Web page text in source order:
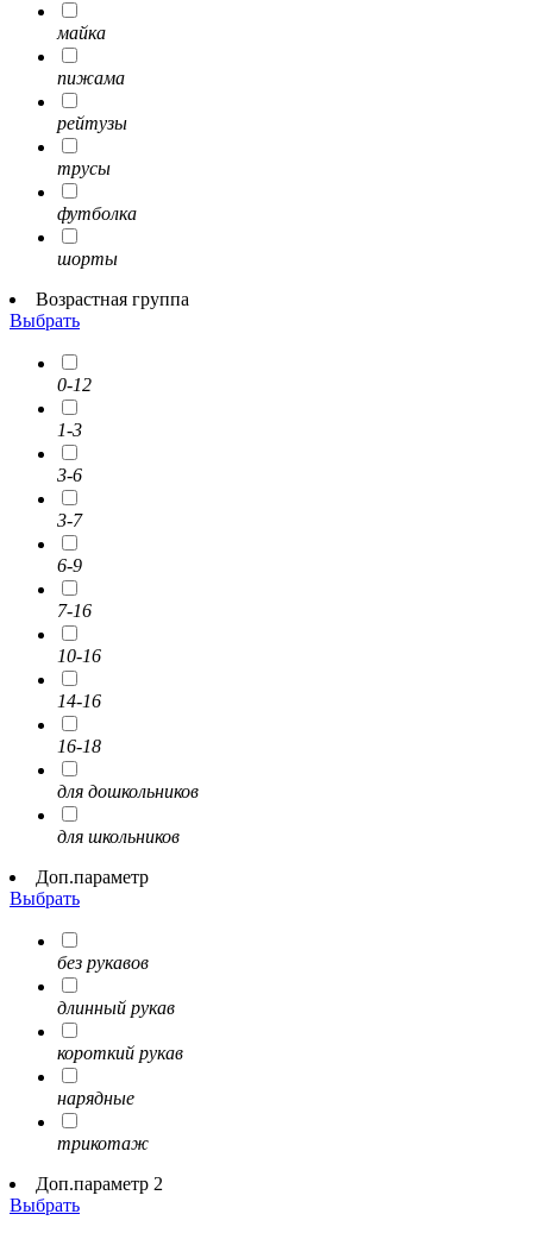
майка
пижама
рейтузы
трусы
футболка
шорты
Возрастная группа
Выбрать
0-12
1-3
3-6
3-7
6-9
7-16
10-16
14-16
16-18
для дошкольников
для школьников
Доп.параметр
Выбрать
без рукавов
длинный рукав
короткий рукав
нарядные
трикотаж
Доп.параметр 2
Выбрать